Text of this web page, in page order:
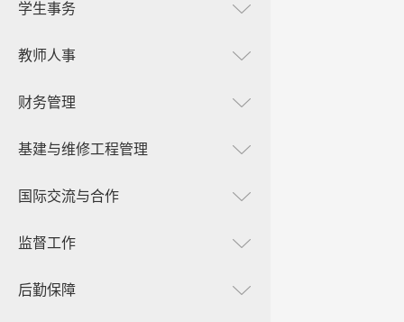
学生事务
教师人事
财务管理
基建与维修工程管理
国际交流与合作
监督工作
后勤保障